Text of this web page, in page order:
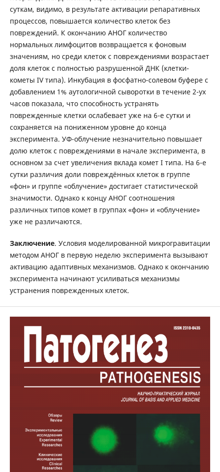
суткам, видимо, в результате активации репаративных
процессов, повышается количество клеток без
повреждений. К окончанию АНОГ количество
нормальных лимфоцитов возвращается к фоновым
значениям, но среди клеток с повреждениями возрастает
доля клеток с полностью разрушенной ДНК (клетки-
кометы IV типа). Инкубация в фосфатно-солевом буфере с
добавлением 1% аутологичной сыворотки в течение 2-ух
часов показала, что способность устранять
поврежденные клетки ослабевает уже на 6-е сутки и
сохраняется на пониженном уровне до конца
эксперимента. УФ-облучение незначительно повышает
долю клеток с повреждениями в начале эксперимента, в
основном за счет увеличения вклада комет I типа. На 6-е
сутки различия доли повреждённых клеток в группе
«фон» и группе «облучение» достигает статистической
значимости. Однако к концу АНОГ соотношения
различных типов комет в группах «фон» и «облучение»
уже не различаются.
Заключение. Условия моделированной микрогравитации
методом АНОГ в первую неделю эксперимента вызывают
активацию адаптивных механизмов. Однако к окончанию
эксперимента начинают усиливаться механизмы
устранения поврежденных клеток.